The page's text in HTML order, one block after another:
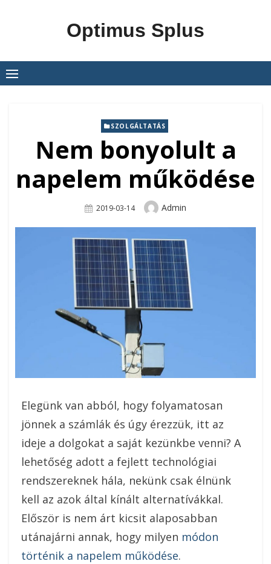
Optimus Splus
SZOLGÁLTATÁS
Nem bonyolult a
napelem működése
Posted
2019-03-14 Author
Admin
Elegünk van abból, hogy folyamatosan
jönnek a számlák és úgy érezzük, itt az
ideje a dolgokat a saját kezünkbe venni? A
lehetőség adott a fejlett technológiai
rendszereknek hála, nekünk csak élnünk
kell az azok által kínált alternatívákkal.
Először is nem árt kicsit alaposabban
utánajárni annak, hogy milyen módon
történik a napelem működése.